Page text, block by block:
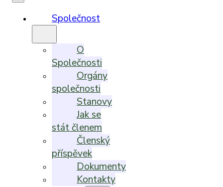
Společnost
O
Společnosti
Orgány
společnosti
Stanovy
Jak se
stát členem
Členský
příspěvek
Dokumenty
Kontakty